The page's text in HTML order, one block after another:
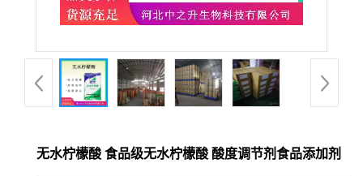
无水柠檬酸 食品级无水柠檬酸 酸度调节剂食品添加剂